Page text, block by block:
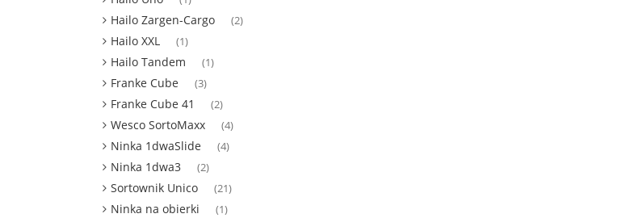
Hailo Zargen-Cargo (2)
Hailo XXL (1)
Hailo Tandem (1)
Franke Cube (3)
Franke Cube 41 (2)
Wesco SortoMaxx (4)
Ninka 1dwaSlide (4)
Ninka 1dwa3 (2)
Sortownik Unico (21)
Ninka na obierki (1)